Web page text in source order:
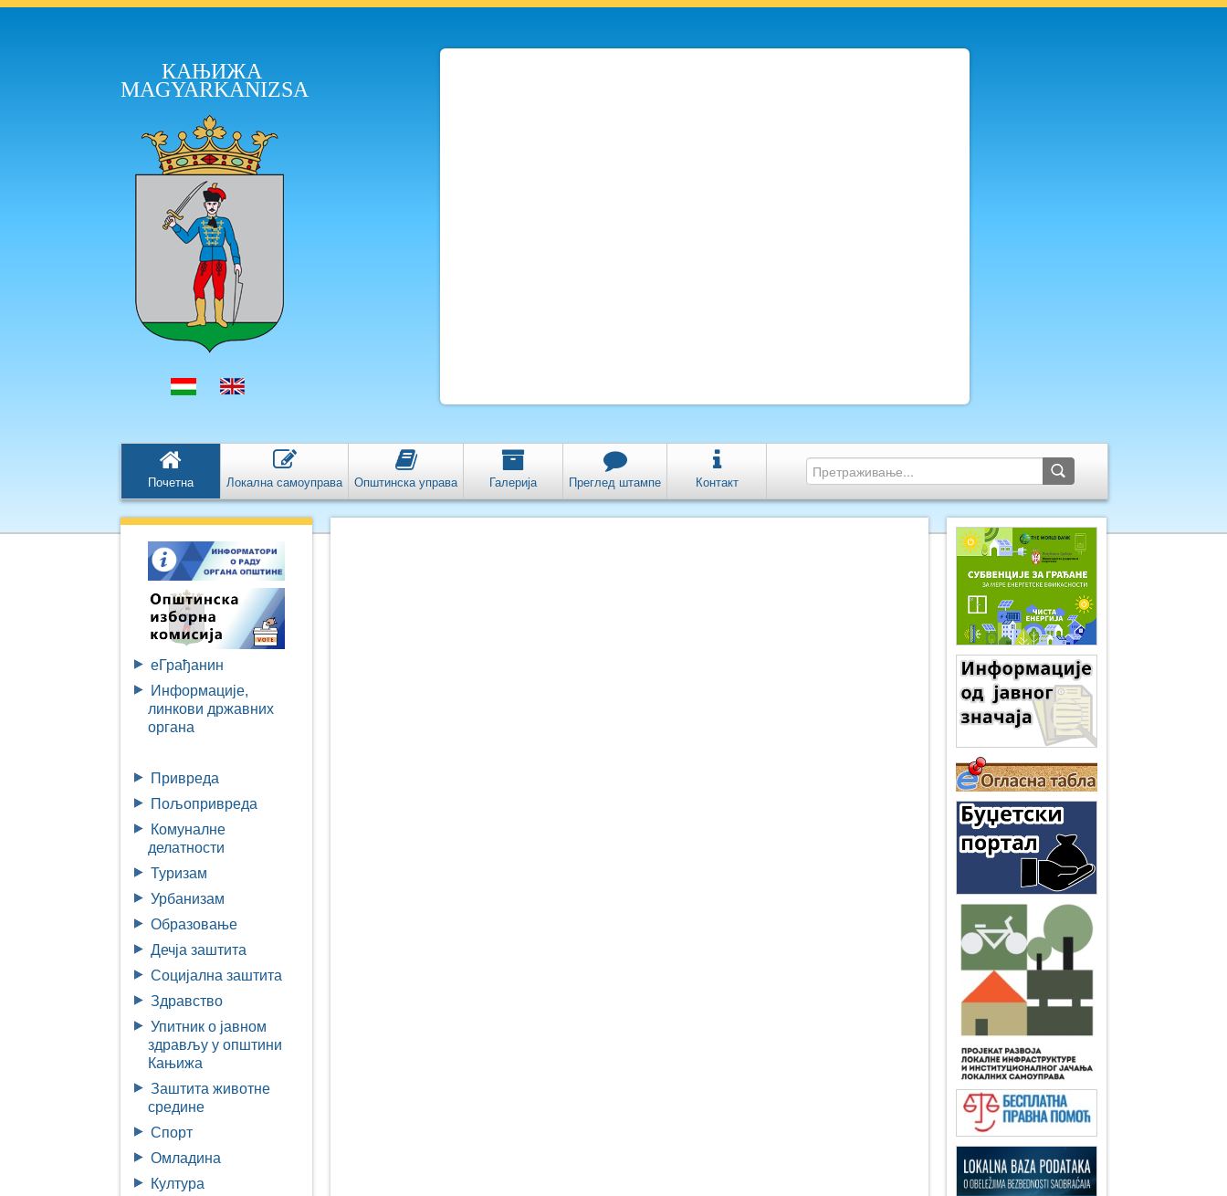
КАЊИЖА
MAGYARKANIZSA
Почетна Локална самоуправа Општинска управа Галерија Преглед штампе Контакт
eГрађанин
Информације,
линкови државних
органа
Привреда
Пољопривреда
Комуналне
делатности
Туризам
Урбанизам
Образовање
Дечја заштита
Социјална заштита
Здравство
Упитник о јавном
здрављу у општини
Кањижа
Заштита животне
средине
Спорт
Омладина
Култура